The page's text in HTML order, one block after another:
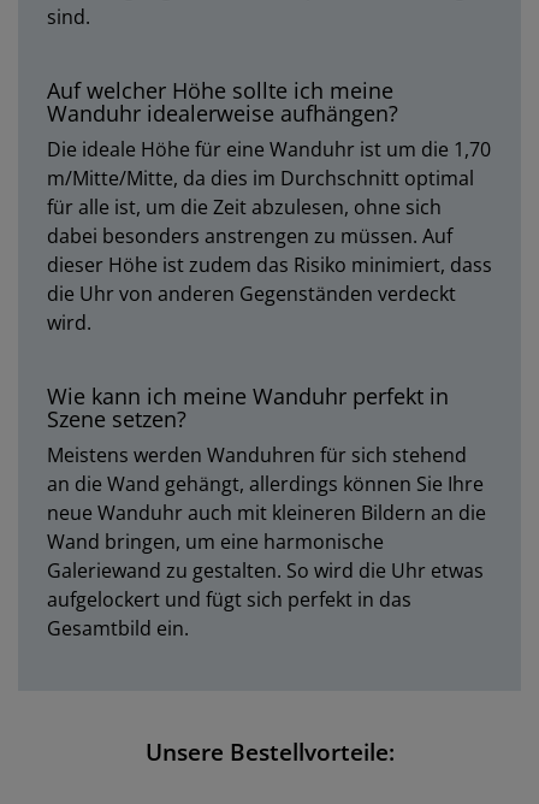
sind.
Auf welcher Höhe sollte ich meine
Wanduhr idealerweise aufhängen?
Die ideale Höhe für eine Wanduhr ist um die 1,70
m/Mitte/Mitte, da dies im Durchschnitt optimal
für alle ist, um die Zeit abzulesen, ohne sich
dabei besonders anstrengen zu müssen. Auf
dieser Höhe ist zudem das Risiko minimiert, dass
die Uhr von anderen Gegenständen verdeckt
wird.
Wie kann ich meine Wanduhr perfekt in
Szene setzen?
Meistens werden Wanduhren für sich stehend
an die Wand gehängt, allerdings können Sie Ihre
neue Wanduhr auch mit kleineren Bildern an die
Wand bringen, um eine harmonische
Galeriewand zu gestalten. So wird die Uhr etwas
aufgelockert und fügt sich perfekt in das
Gesamtbild ein.
Unsere Bestellvorteile: